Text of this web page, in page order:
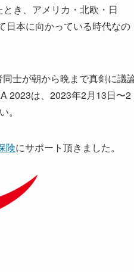
き、アメリカ・北欧・日
日本に向かっている時代なの
士が朝から晩まで真剣に議
2023は、2023年2月13日〜2
。
険にサポート頂きました。